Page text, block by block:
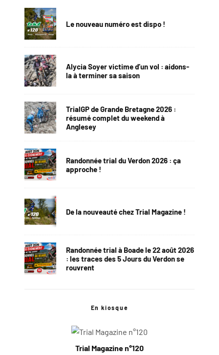
Le nouveau numéro est dispo !
Alycia Soyer victime d’un vol : aidons-
la à terminer sa saison
TrialGP de Grande Bretagne 2026 :
résumé complet du weekend à
Anglesey
Randonnée trial du Verdon 2026 : ça
approche !
De la nouveauté chez Trial Magazine !
Randonnée trial à Boade le 22 août 2026
: les traces des 5 Jours du Verdon se
rouvrent
En kiosque
Trial Magazine n°120